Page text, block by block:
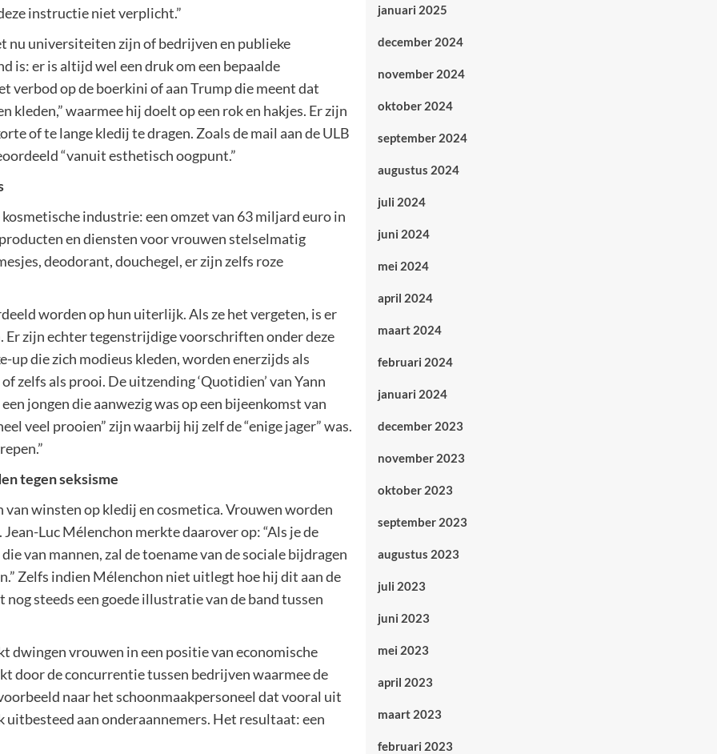
instructie niet verplicht.”
nu universiteiten zijn of bedrijven en publieke
is: er is altijd wel een druk om een bepaalde
verbod op de boerkini of aan Trump die meent dat
waarmee hij doelt op een rok en hakjes. Er zijn
of te lange kledij te dragen. Zoals de mail aan de ULB
“vanuit esthetisch oogpunt.”
industrie: een omzet van 63 miljard euro in
en diensten voor vrouwen stelselmatig
deodorant, douchegel, er zijn zelfs roze
worden op hun uiterlijk. Als ze het vergeten, is er
Er zijn echter tegenstrijdige voorschriften onder deze
die zich modieus kleden, worden enerzijds als
zelfs als prooi. De uitzending ‘Quotidien’ van Yann
jongen die aanwezig was op een bijeenkomst van
veel prooien” zijn waarbij hij zelf de “enige jager” was.
tegen seksisme
winsten op kledij en cosmetica. Vrouwen worden
Luc Mélenchon merkte daarover op: “Als je de
van mannen, zal de toename van de sociale bijdragen
Zelfs indien Mélenchon niet uitlegt hoe hij dit aan de
steeds een goede illustratie van de band tussen
dwingen vrouwen in een positie van economische
door de concurrentie tussen bedrijven waarmee de
naar het schoonmaakpersoneel dat vooral uit
uitbesteed aan onderaannemers. Het resultaat: een
januari 2025
december 2024
november 2024
oktober 2024
september 2024
augustus 2024
juli 2024
juni 2024
mei 2024
april 2024
maart 2024
februari 2024
januari 2024
december 2023
november 2023
oktober 2023
september 2023
augustus 2023
juli 2023
juni 2023
mei 2023
april 2023
maart 2023
februari 2023